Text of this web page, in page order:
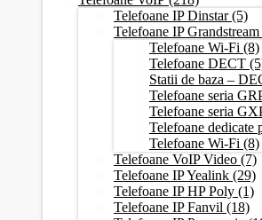
Telefoane IP Dinstar(5)
Telefoane IP Grandstream
Telefoane Wi-Fi (8)
Telefoane DECT
Statii de baza –
Telefoane seria
Telefoane seria
Telefoane dedicate
Telefoane Wi-Fi (8)
Telefoane VoIP Video (7)
Telefoane IP Yealink (29)
Telefoane IP HP Poly (1)
Telefoane IP Fanvil (18)